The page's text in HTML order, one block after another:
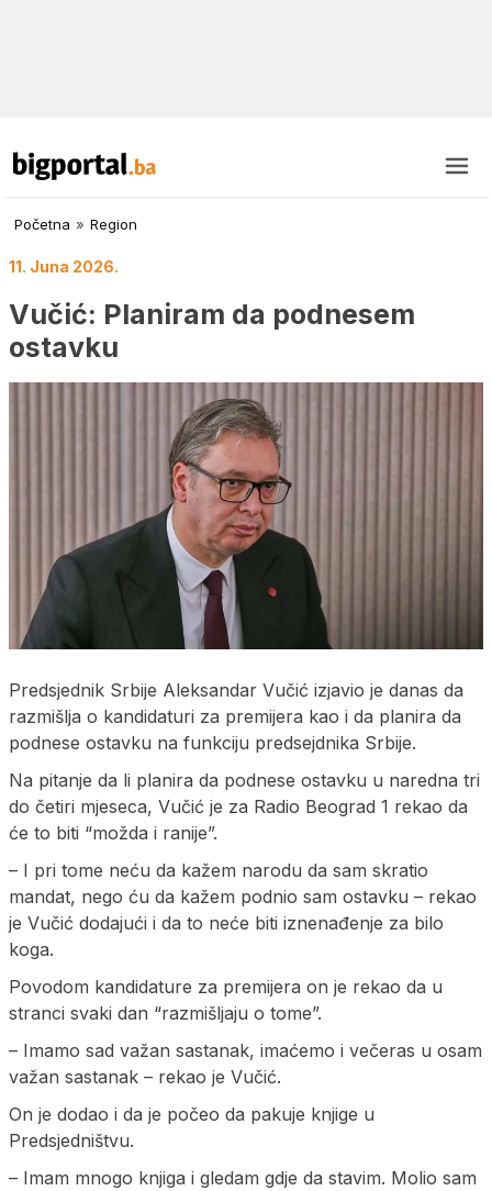
Početna » Region
11. Juna 2026.
Vučić: Planiram da podnesem
ostavku
Predsjednik Srbije Aleksandar Vučić izjavio je danas da
razmišlja o kandidaturi za premijera kao i da planira da
podnese ostavku na funkciju predsejdnika Srbije.
Na pitanje da li planira da podnese ostavku u naredna tri
do četiri mjeseca, Vučić je za Radio Beograd 1 rekao da
će to biti “možda i ranije”.
– I pri tome neću da kažem narodu da sam skratio
mandat, nego ću da kažem podnio sam ostavku – rekao
je Vučić dodajući i da to neće biti iznenađenje za bilo
koga.
Povodom kandidature za premijera on je rekao da u
stranci svaki dan “razmišljaju o tome”.
– Imamo sad važan sastanak, imaćemo i večeras u osam
važan sastanak – rekao je Vučić.
On je dodao i da je počeo da pakuje knjige u
Predsjedništvu.
– Imam mnogo knjiga i gledam gdje da stavim. Molio sam